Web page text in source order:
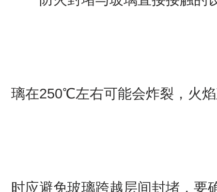
璃在250℃左右可能会炸裂，火
时应避免玻璃跨越层间封堵，要